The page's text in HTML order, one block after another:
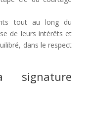
tout au long du
de leurs intérêts et
dans le respect
signature